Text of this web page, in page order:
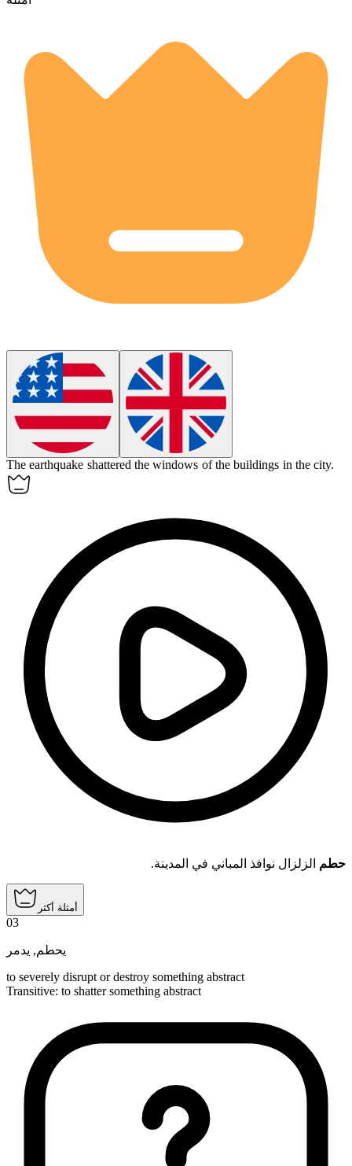
The earthquake shattered the windows of the buildings in the city.
حطم الزلزال نوافذ المباني في المدينة.
أمثلة أكثر
03
يحطم, يدمر
to severely disrupt or destroy something abstract
Transitive: to shattersomething abstract